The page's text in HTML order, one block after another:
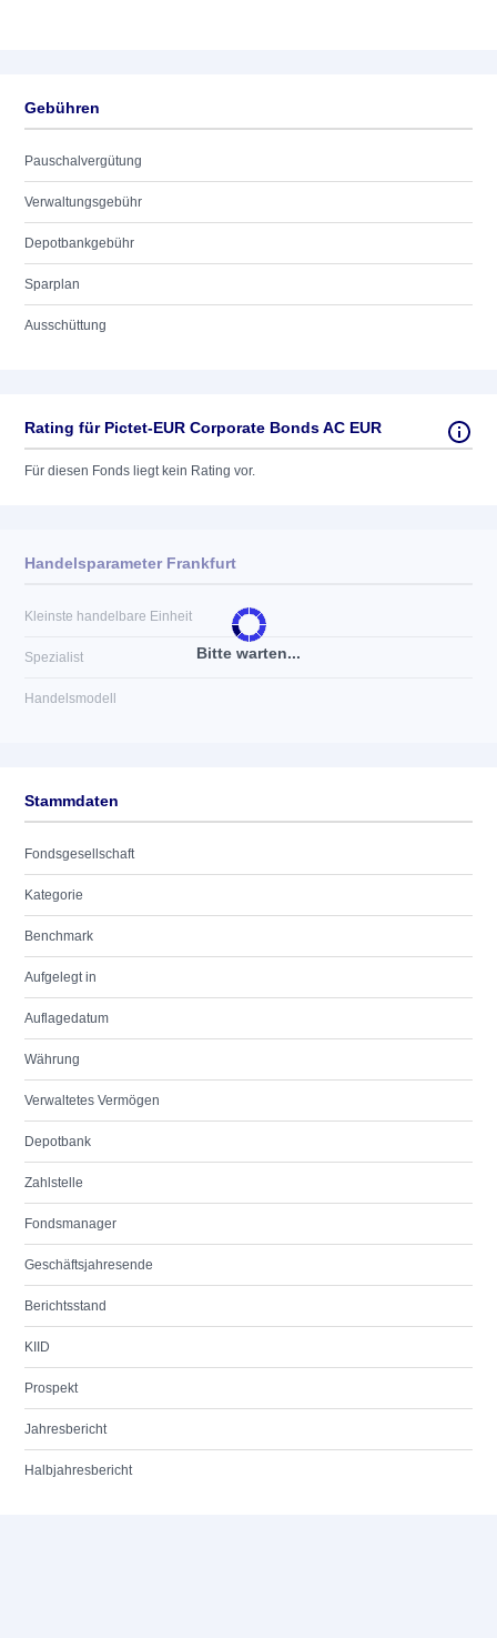
Gebühren
Pauschalvergütung
Verwaltungsgebühr
Depotbankgebühr
Sparplan
Ausschüttung
Rating für Pictet-EUR Corporate Bonds AC EUR
Für diesen Fonds liegt kein Rating vor.
Bitte warten...
Handelsparameter Frankfurt
Kleinste handelbare Einheit
Spezialist
Handelsmodell
Stammdaten
Fondsgesellschaft
Kategorie
Benchmark
Aufgelegt in
Auflagedatum
Währung
Verwaltetes Vermögen
Depotbank
Zahlstelle
Fondsmanager
Geschäftsjahresende
Berichtsstand
KIID
Prospekt
Jahresbericht
Halbjahresbericht